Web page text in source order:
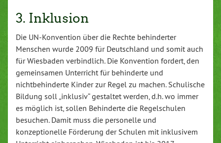
3. Inklusion
Die UN-Konvention über die Rechte behinderter
Menschen wurde 2009 für Deutschland und somit auch
für Wiesbaden verbindlich. Die Konvention fordert, den
gemeinsamen Unterricht für behinderte und
nichtbehinderte Kinder zur Regel zu machen. Schulische
Bildung soll „inklusiv“ gestaltet werden, d.h. wo immer
es möglich ist, sollen Behinderte die Regelschulen
besuchen. Damit muss die personelle und
konzeptionelle Förderung der Schulen mit inklusivem